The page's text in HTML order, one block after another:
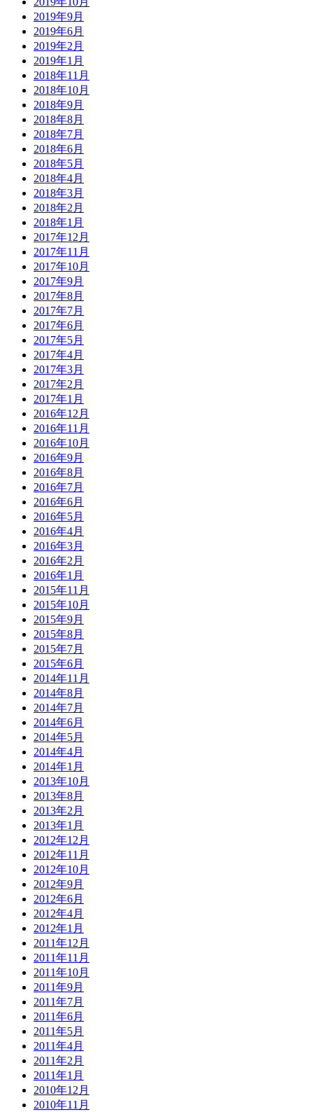
2019年9月
2019年6月
2019年2月
2019年1月
2018年11月
2018年10月
2018年9月
2018年8月
2018年7月
2018年6月
2018年5月
2018年4月
2018年3月
2018年2月
2018年1月
2017年12月
2017年11月
2017年10月
2017年9月
2017年8月
2017年7月
2017年6月
2017年5月
2017年4月
2017年3月
2017年2月
2017年1月
2016年12月
2016年11月
2016年10月
2016年9月
2016年8月
2016年7月
2016年6月
2016年5月
2016年4月
2016年3月
2016年2月
2016年1月
2015年11月
2015年10月
2015年9月
2015年8月
2015年7月
2015年6月
2014年11月
2014年8月
2014年7月
2014年6月
2014年5月
2014年4月
2014年1月
2013年10月
2013年8月
2013年2月
2013年1月
2012年12月
2012年11月
2012年10月
2012年9月
2012年6月
2012年4月
2012年1月
2011年12月
2011年11月
2011年10月
2011年9月
2011年7月
2011年6月
2011年5月
2011年4月
2011年2月
2011年1月
2010年12月
2010年11月